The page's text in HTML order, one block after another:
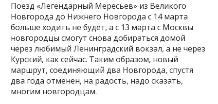
Поезд «Легендарный Мересьев» из Великого
Новгорода до Нижнего Новгорода с 14 марта
больше ходить не будет, а с 13 марта с Москвы
новгородцы смогут снова добираться домой
через любимый Ленинградский вокзал, а не через
Курский, как сейчас. Таким образом, новый
маршрут, соединяющий два Новгорода, спустя
два года отменён, на радость, надо сказать,
многим новгородцам.